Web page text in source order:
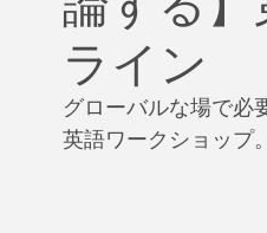
英語で学ぶ大人の社会科 ラ
建築・都市計画 まち歩き
ライン
グローバルな場で必
英語ワークショップ。